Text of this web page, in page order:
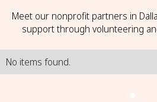
Meet our nonprofit partners in
support through volunteering
No items found.